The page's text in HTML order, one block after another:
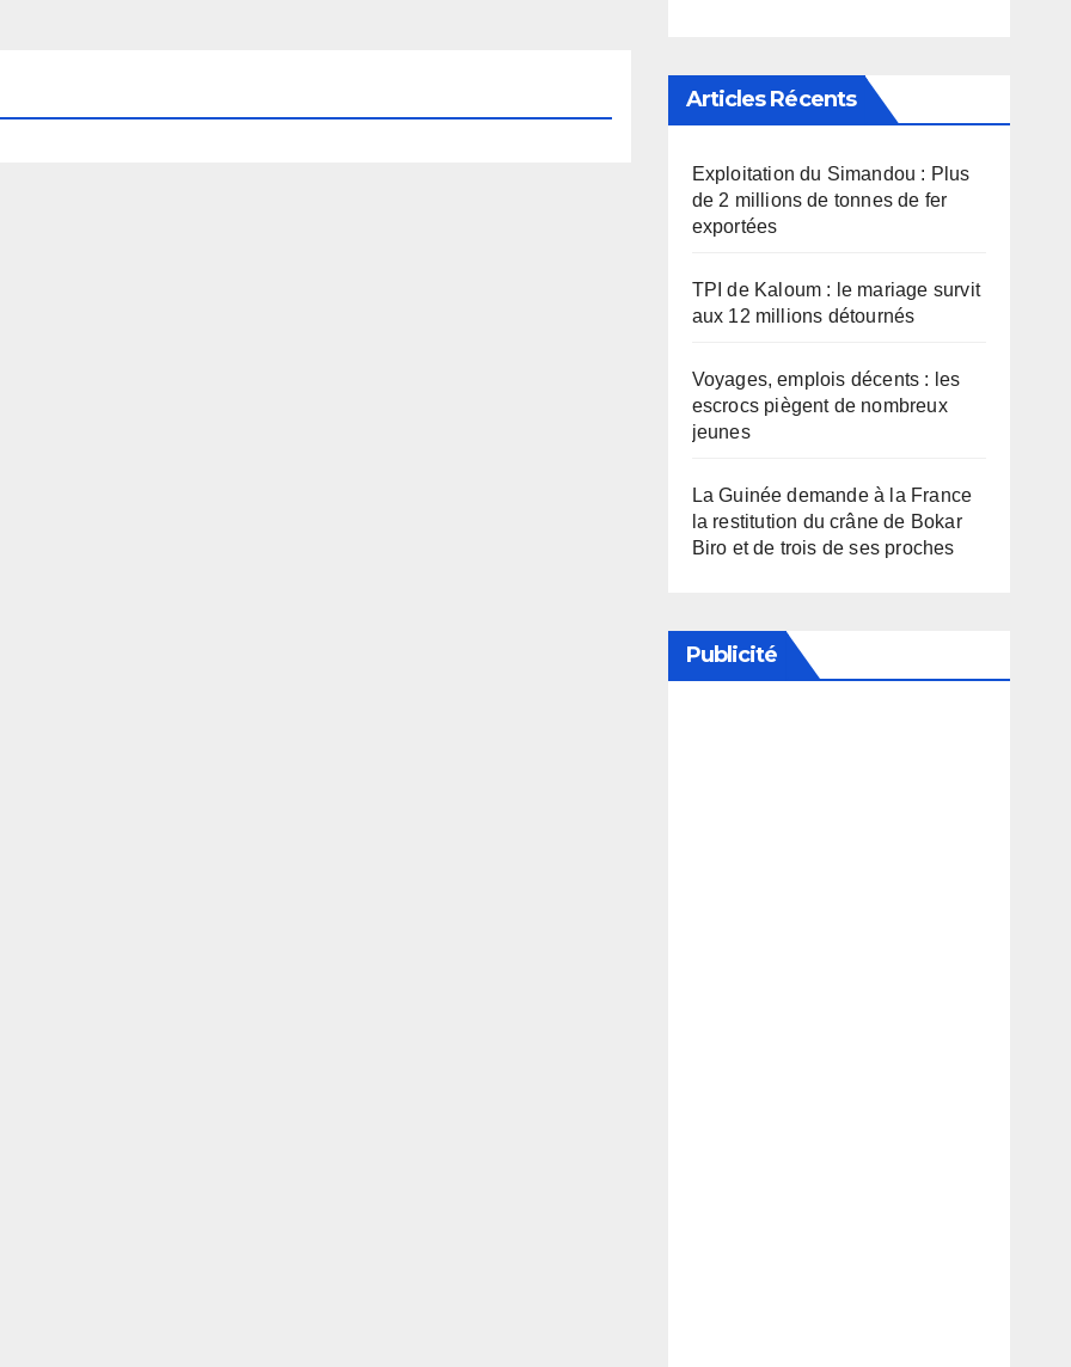
Articles Récents
Exploitation du Simandou : Plus
de 2 millions de tonnes de fer
exportées
TPI de Kaloum : le mariage survit
aux 12 millions détournés
Voyages, emplois décents : les
escrocs piègent de nombreux
jeunes
La Guinée demande à la France
la restitution du crâne de Bokar
Biro et de trois de ses proches
Publicité